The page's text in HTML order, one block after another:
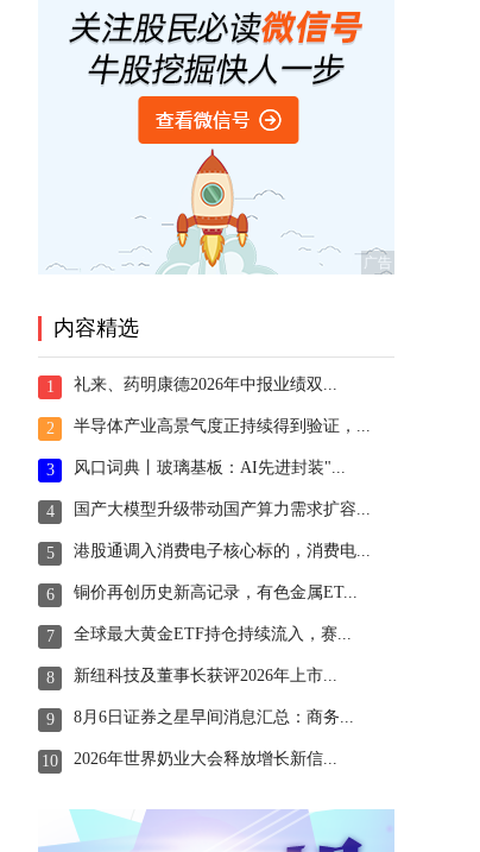
内容精选
1 礼来、药明康德2026年中报业绩双...
2 半导体产业高景气度正持续得到验证，...
3 风口词典丨玻璃基板：AI先进封装"...
4 国产大模型升级带动国产算力需求扩容...
5 港股通调入消费电子核心标的，消费电...
6 铜价再创历史新高记录，有色金属ET...
7 全球最大黄金ETF持仓持续流入，赛...
8 新纽科技及董事长获评2026年上市...
9 8月6日证券之星早间消息汇总：商务...
10 2026年世界奶业大会释放增长新信...